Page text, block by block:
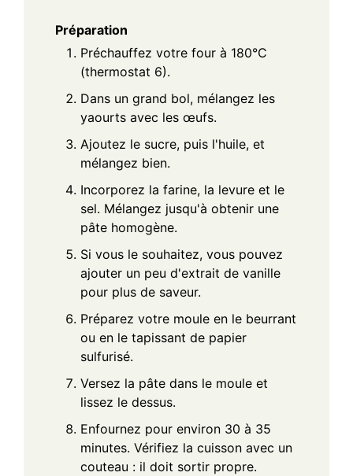
Préparation
Préchauffez votre four à 180°C
(thermostat 6).
Dans un grand bol, mélangez les
yaourts avec les œufs.
Ajoutez le sucre, puis l'huile, et
mélangez bien.
Incorporez la farine, la levure et le
sel. Mélangez jusqu'à obtenir une
pâte homogène.
Si vous le souhaitez, vous pouvez
ajouter un peu d'extrait de vanille
pour plus de saveur.
Préparez votre moule en le beurrant
ou en le tapissant de papier
sulfurisé.
Versez la pâte dans le moule et
lissez le dessus.
Enfournez pour environ 30 à 35
minutes. Vérifiez la cuisson avec un
couteau : il doit sortir propre.